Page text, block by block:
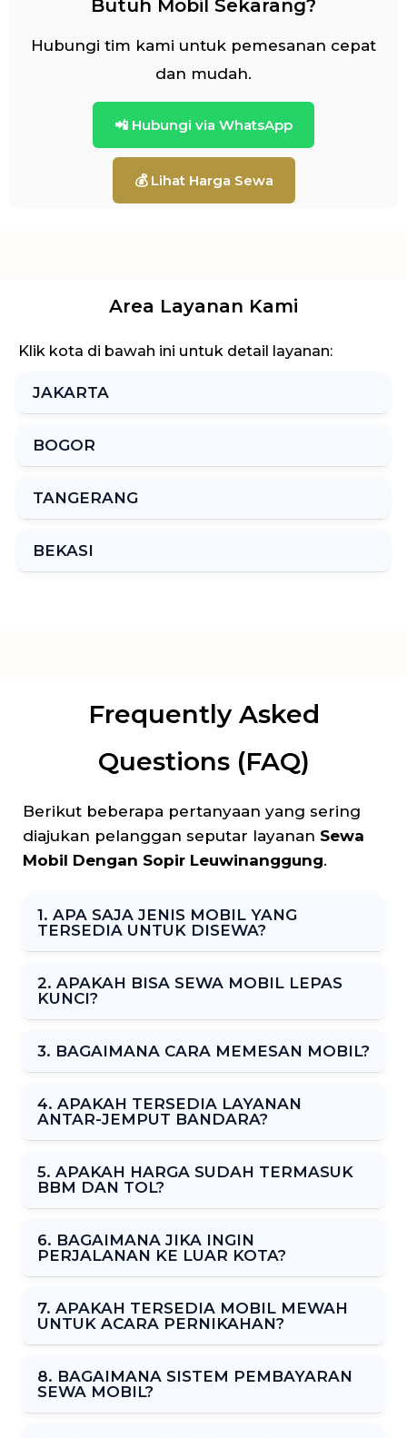
Butuh Mobil Sekarang?
Hubungi tim kami untuk pemesanan cepat
dan mudah.
📲 Hubungi via WhatsApp
💰 Lihat Harga Sewa
Area Layanan Kami
Klik kota di bawah ini untuk detail layanan:
JAKARTA
BOGOR
TANGERANG
BEKASI
Frequently Asked
Questions (FAQ)
Berikut beberapa pertanyaan yang sering
diajukan pelanggan seputar layanan Sewa
Mobil Dengan Sopir Leuwinanggung.
1. APA SAJA JENIS MOBIL YANG
TERSEDIA UNTUK DISEWA?
2. APAKAH BISA SEWA MOBIL LEPAS
KUNCI?
3. BAGAIMANA CARA MEMESAN MOBIL?
4. APAKAH TERSEDIA LAYANAN
ANTAR-JEMPUT BANDARA?
5. APAKAH HARGA SUDAH TERMASUK
BBM DAN TOL?
6. BAGAIMANA JIKA INGIN
PERJALANAN KE LUAR KOTA?
7. APAKAH TERSEDIA MOBIL MEWAH
UNTUK ACARA PERNIKAHAN?
8. BAGAIMANA SISTEM PEMBAYARAN
SEWA MOBIL?